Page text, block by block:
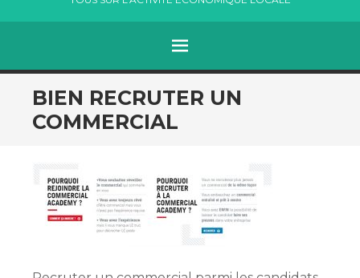
MENU
ALLER
AU
CONTENU
BIEN RECRUTER UN
COMMERCIAL